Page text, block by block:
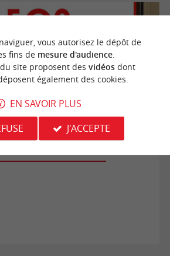
502
vous autorisez le dépôt de
fins de mesure d'audience.
site proposent des vidéosdont
également des cookies.
EN SAVOIR PLUS
J'ACCEPTE